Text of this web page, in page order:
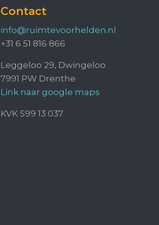
Contact
info@ruimtevoorhelden.nl
+31 6 51 816 866
Leggeloo 29, Dwingeloo
7991 PW Drenthe
Link naar google maps
KVK 599 13 037